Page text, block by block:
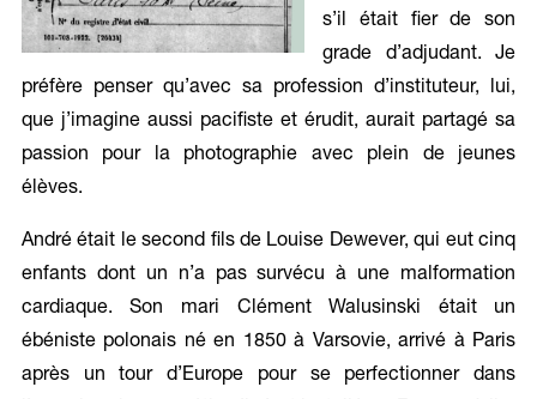
s’il était fier de son
grade d’adjudant. Je
préfère penser qu’avec sa profession d’instituteur, lui,
que j’imagine aussi pacifiste et érudit, aurait partagé sa
passion pour la photographie avec plein de jeunes
élèves.
André était le second fils de Louise Dewever, qui eut cinq
enfants dont un n’a pas survécu à une malformation
cardiaque. Son mari Clément Walusinski était un
ébéniste polonais né en 1850 à Varsovie, arrivé à Paris
après un tour d’Europe pour se perfectionner dans